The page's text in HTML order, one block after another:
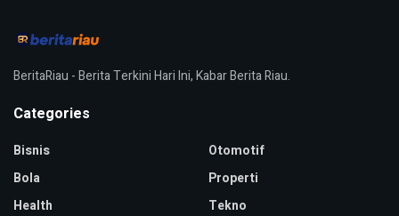
BeritaRiau - Berita Terkini Hari Ini, Kabar Berita Riau.
Categories
Bisnis
Bola
Health
Otomotif
Properti
Tekno